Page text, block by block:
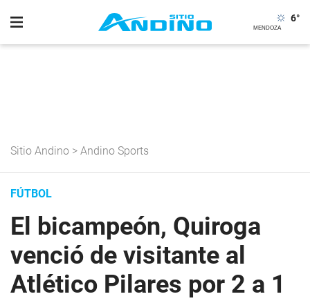
6°
Sitio Andino > Andino Sports
FÚTBOL
El bicampeón, Quiroga
venció de visitante al
Atlético Pilares por 2 a 1